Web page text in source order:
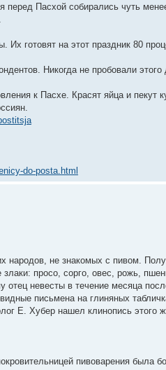
перед Пасхой собирались чуть
готовят на этот праздник 80
Никогда не пробовали этого
к Пасхе. Красят яйца и
do-posta.html
народов, не знакомых с пивом.
просо, сорго, овес, рожь,
отец невесты в течение месяца
письмена на глиняных
Е. Хубер нашел клинопись этого
пивоварения была